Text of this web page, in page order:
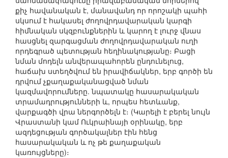
քիչ հավանական է, մանավանդ որ որոշակի պահի
սկսում է հակասել ժողովրդավարական կարգի
հիմնական սկզբունքներին և կարող է լուրջ վնաս
հասցնել զարգացման ժողովրդավարական ուղի
որդեգրած պետության հեղինակությանը։ Բացի
նման մոդելն անվերապահորեն ընդունելուց,
հաճախ ստեղծվում են իրավիճակներ, երբ գործի են
դրվում չքաղաքականացված նման
կազմավորումները. նպատակը հասարակական
տրամադրությունների և, որպես հետևանք,
վարքագծի վրա ներգործելն է։ (Կարելի է բերել նույն
Վրաստանի կամ Ուկրաինայի օրինակը, երբ
ազդեցության գործակալներ էին հենց
հասարակական և ոչ թե քաղաքական
կառույցները)։